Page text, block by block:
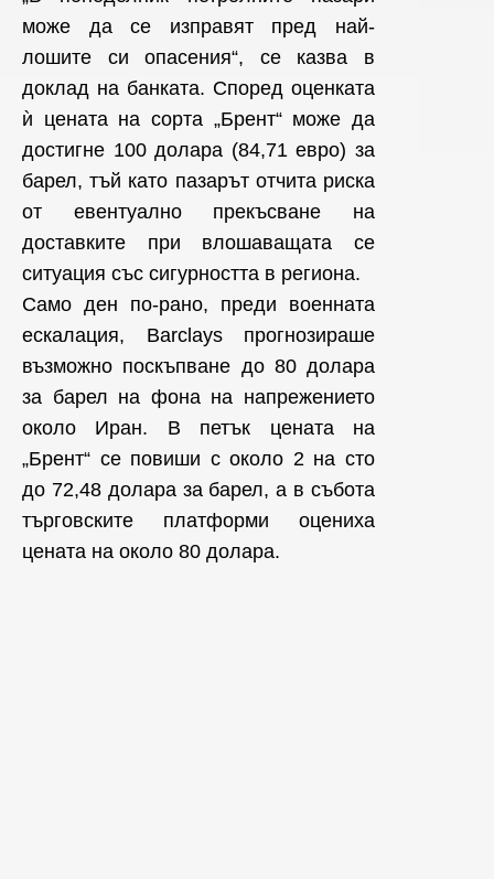
може да се изправят пред най-
лошите си опасения“, се казва в
доклад на банката. Според оценката
ѝ цената на сорта „Брент“ може да
достигне 100 долара (84,71 евро) за
барел, тъй като пазарът отчита риска
от евентуално прекъсване на
доставките при влошаващата се
ситуация със сигурността в региона.
Само ден по-рано, преди военната
ескалация, Barclays прогнозираше
възможно поскъпване до 80 долара
за барел на фона на напрежението
около Иран. В петък цената на
„Брент“ се повиши с около 2 на сто
до 72,48 долара за барел, а в събота
търговските платформи оцениха
цената на около 80 долара.